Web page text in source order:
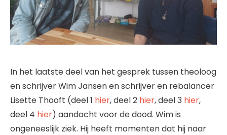
In het laatste deel van het gesprek tussen theoloog
en schrijver Wim Jansen en schrijver en rebalancer
Lisette Thooft (deel 1 hier, deel 2 hier, deel 3 hier,
deel 4 hier) aandacht voor de dood. Wim is
ongeneeslijk ziek. Hij heeft momenten dat hij naar